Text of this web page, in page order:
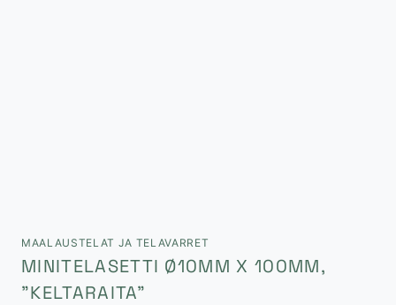
MAALAUSTELAT JA TELAVARRET
MINITELASETTI Ø10MM X 100MM,
”KELTARAITA”